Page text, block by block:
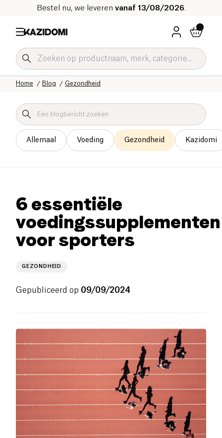
Bestel nu, we leveren vanaf 13/08/2026
Gezondheid
Blog
Home
Allemaal Voeding Gezondheid Kazidomi
6 essentiële
voedingssupplementen
voor sporters
GEZONDHEID
Gepubliceerd op 09/09/2024